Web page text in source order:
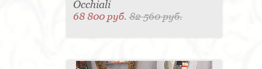
Occhiali
68 800 руб.82 560 руб.